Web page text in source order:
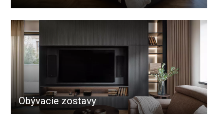
Obývacie zostavy